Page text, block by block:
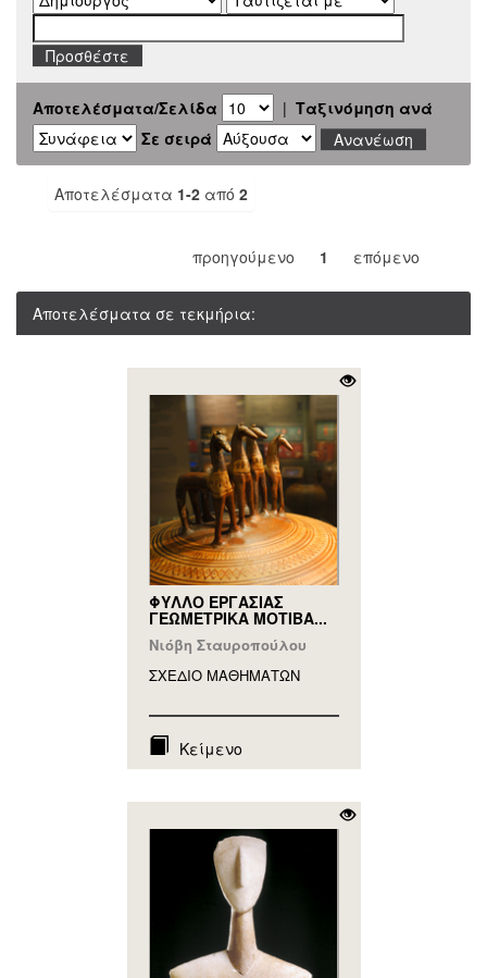
Αποτελέσματα/Σελίδα | Ταξινόμηση ανά
Σε σειρά
Αποτελέσματα 1-2 από 2
προηγούμενο 1 επόμενο
Αποτελέσματα σε τεκμήρια:
ΦΥΛΛΟ ΕΡΓΑΣΙΑΣ
ΓΕΩΜΕΤΡΙΚΑ ΜΟΤΙΒΑ...
Νιόβη Σταυροπούλου
ΣΧΕΔΙΟ ΜΑΘΗΜAΤΩΝ
Κείμενο